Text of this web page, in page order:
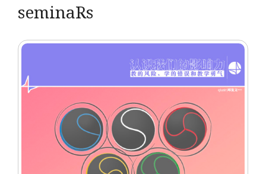
seminaRs